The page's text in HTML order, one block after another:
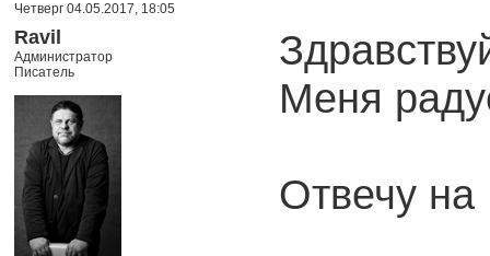
Четверг 04.05.2017, 18:05
Ravil
Администратор
Писатель
Меня
Отвечу